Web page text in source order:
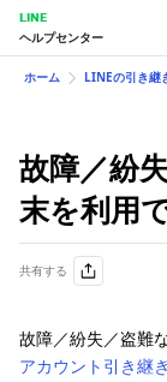
LINE
ヘルプセンター
ホーム LINEの引き継
故障／紛
末を利用
共有する
故障／紛失／盗難
アカウント引き継